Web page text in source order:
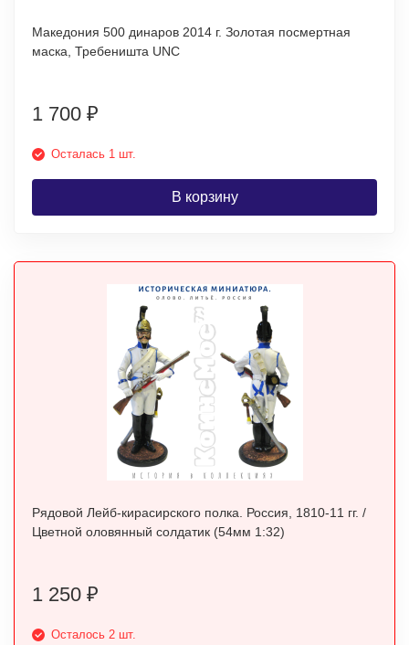
Македония 500 динаров 2014 г. Золотая посмертная
маска, Требеништа UNC
1 700 ₽
Осталась 1 шт.
В корзину
Рядовой Лейб-кирасирского полка. Россия, 1810-11 гг. /
Цветной оловянный солдатик (54мм 1:32)
1 250 ₽
Осталось 2 шт.